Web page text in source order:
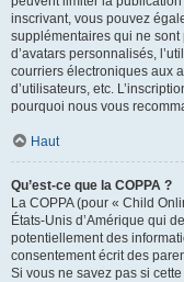
inscrivant, vous pouvez
supplémentaires qui ne sont
d’avatars personnalisés,
courriers électroniques aux
d’utilisateurs, etc.
pourquoi nous vous
Haut
Qu’est-ce que la COPPA ?
La COPPA (pour « Child
États-Unis d’Amérique qui
potentiellement des
consentement écrit des
Si vous ne savez pas si